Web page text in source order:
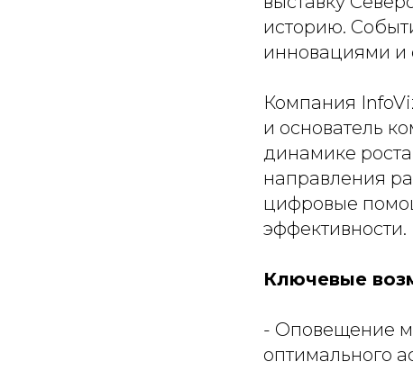
историю.
инновациями и
Компания
и основатель
динамике
направления
цифровые
эффективности.
Ключевые
- Оповещение
оптимального